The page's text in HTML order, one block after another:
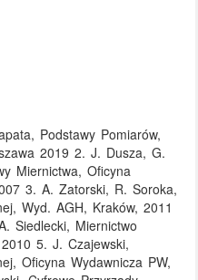
Podstawy Pomiarów,
2019 2. J. Dusza, G.
Miernictwa, Oficyna
3. A. Zatorski, R. Soroka,
Wyd. AGH, Kraków, 2011
Siedlecki, Miernictwo
5. J. Czajewski,
Oficyna Wydawnicza PW,